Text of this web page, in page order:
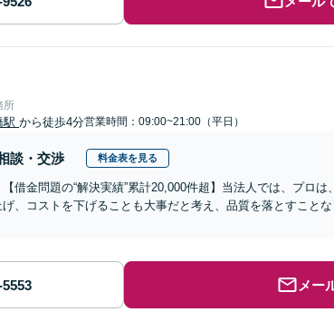
所
駅 から徒歩4分営業時間：09:00~21:00（平日）
談・交渉 料金表を見る
【借金問題の“解決実績”累計20,000件超】当法人では、プロ
、コストを下げることも大事だと考え、品質を落とすこと
メー